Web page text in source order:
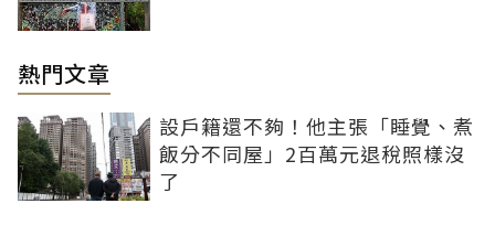
熱門文章
設戶籍還不夠！他主張「睡覺、煮
飯分不同屋」2百萬元退稅照樣沒
了